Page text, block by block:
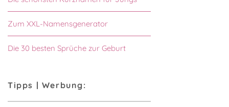
Zum XXL-Namensgenerator
Die 30 besten Sprüche zur Geburt
Tipps | Werbung: